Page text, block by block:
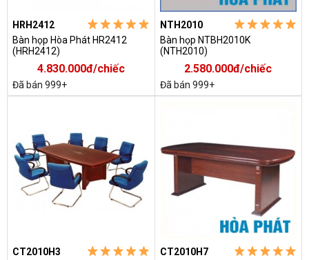
HRH2412
Bàn họp Hòa Phát HR2412
(HRH2412)
4.830.000đ/chiếc
Đã bán 999+
NTH2010
Bàn họp NTBH2010K
(NTH2010)
2.580.000đ/chiếc
Đã bán 999+
CT2010H3
CT2010H7